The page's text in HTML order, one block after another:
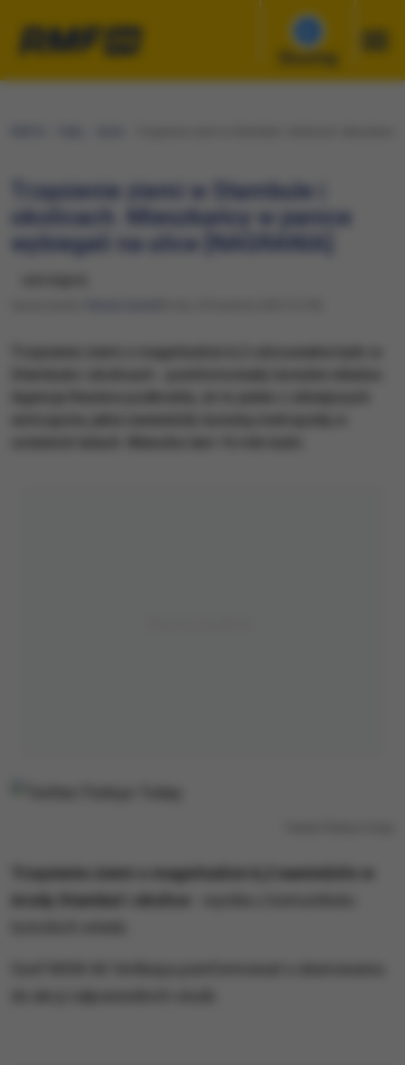
Słuchaj
Trzęsienie ziemi w Stambule i
okolicach. Mieszkańcy w panice
wybiegali na ulice [NAGRANIA]